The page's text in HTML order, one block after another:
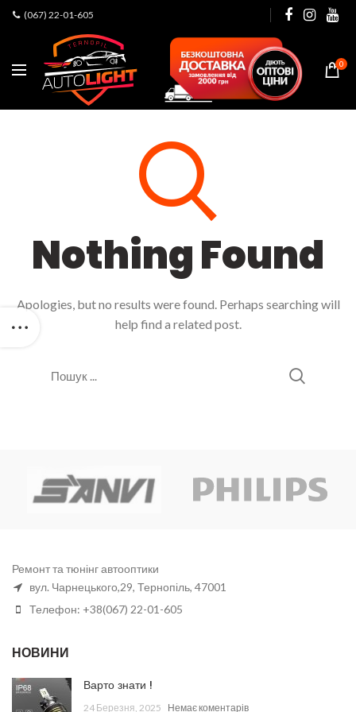
(067) 22-01-605
0
Nothing Found
Apologies, but no results were found. Perhaps searching will
help find a related post.
Ремонт та тюнінг автооптики
вул. Чарнецького,29, Тернопіль, 47001
Телефон: +38(067) 22-01-605
НОВИНИ
Варто знати !
24 Березня, 2025 Немає коментарів